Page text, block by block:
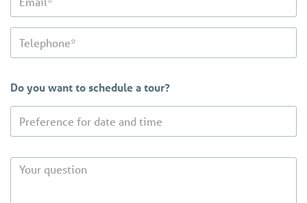
Do you want to schedule a tour?